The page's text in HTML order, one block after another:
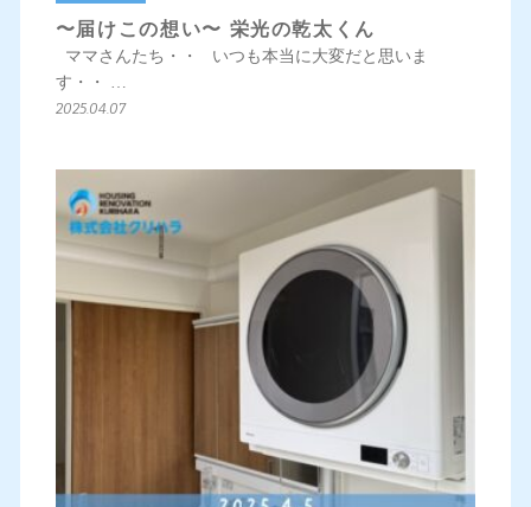
〜届けこの想い〜 栄光の乾太くん
ママさんたち・・ いつも本当に大変だと思いま
す・・ …
2025.04.07